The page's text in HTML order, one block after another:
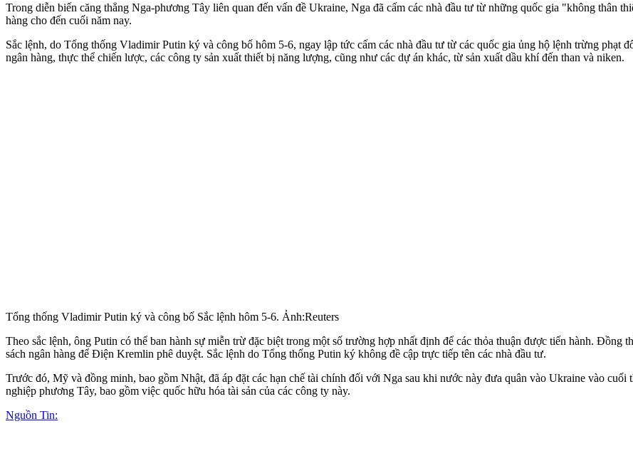
Trong diễn biến căng thẳng Nga-phương Tây liên quan đến vấn đề Ukraine, Nga đã cấm các nhà đầu tư từ những quốc gia "không thân
hàng cho đến cuối năm nay.
Sắc lệnh, do Tổng thống Vladimir Putin ký và công bố hôm 5-6, ngay lập tức cấm các nhà đầu tư từ các quốc gia ủng hộ lệnh trừng phạt
ngân hàng, thực thể chiến lược, các công ty sản xuất thiết bị năng lượng, cũng như các dự án khác, từ sản xuất dầu khí đến than và niken.
Tổng thống Vladimir Putin ký và công bố Sắc lệnh hôm 5-6. Ảnh:Reuters
Theo sắc lệnh, ông Putin có thể ban hành sự miễn trừ đặc biệt trong một số trường hợp nhất định để các thỏa thuận được tiến hành.
sách ngân hàng để Điện Kremlin phê duyệt. Sắc lệnh do Tổng thống Putin ký không đề cập trực tiếp tên các nhà đầu tư.
Trước đó, Mỹ và đồng minh, bao gồm Nhật, đã áp đặt các hạn chế tài chính đối với Nga sau khi nước này đưa quân vào Ukraine vào
nghiệp phương Tây, bao gồm việc quốc hữu hóa tài sản của các công ty này.
Nguồn Tin: